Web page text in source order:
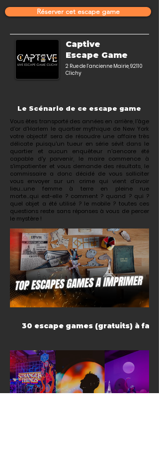
Captive
Escape Game
2 Rue de l’ancienne Mairie, 92110
Clichy
Le Scénario de ce escape game
Vous êtes transporté des années en arrière, l'âge
d'or d'Harlem le quartier mythique de New York
votre objectif sera de résoudre une affaire très
délicate puisqu'un tueur en série sévit dans le
quartier et aucun enquêteur n'aencore été
capable d'y parvenir, le maire commence à
s'impatienter et vous demande des résultats, le
commissaire a donc décidé de vous solliciter
vous envoyer sur un crime qui vient d'avoir
lieu...une femme à terre en pleine rue
morte...qui est-elle ? comment ? quand ? qui ?
quel objet a été utilisé ? le mobile ? toutes ces
questions reste sans réponses à vous de percer
le mystère !
30 escape games (gratuits) à faire
Réserver cet escape game